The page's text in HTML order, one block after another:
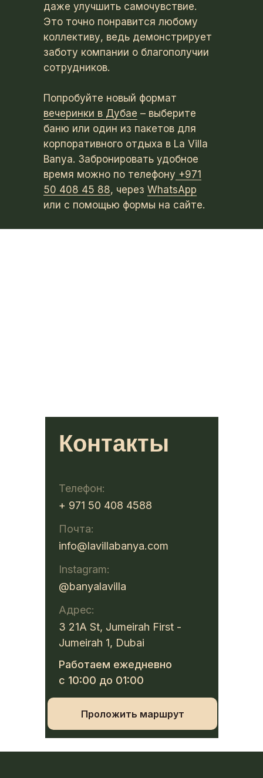
даже улучшить самочувствие.
Это точно понравится любому
коллективу, ведь демонстрирует
заботу компании о благополучии
сотрудников.
Попробуйте новый формат
вечеринки в Дубае – выберите
баню или один из пакетов для
корпоративного отдыха в La Villa
Banya. Забронировать удобное
время можно по телефону +971
50 408 45 88, через WhatsApp
или с помощью формы на сайте.
Контакты
info@lavillabanya.com
Почта:
+ 971 50 408 4588
Телефон:
Работаем ежедневно
с 10:00 до 01:00
Адрес:
3 21A St, Jumeirah First -
Jumeirah 1, Dubai
@banyalavilla
Instagram:
Проложить маршрут